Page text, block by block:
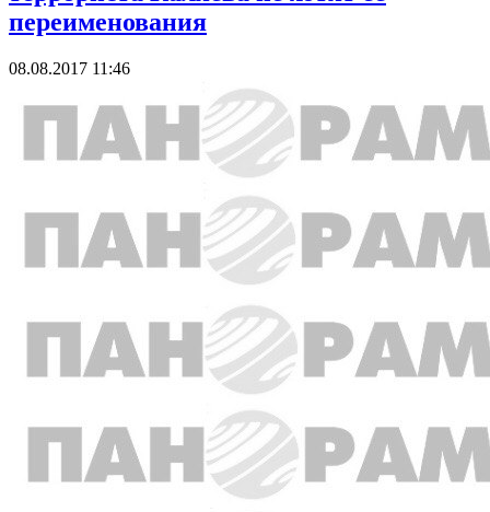
переименования
08.08.2017 11:46